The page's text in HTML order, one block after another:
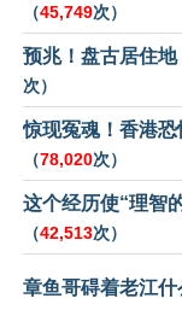
（45,749次）
预兆！盘古居住
次）
惊现冤魂！香港
（78,020次）
这个经历使“理智
（42,513次）
章鱼哥碍着老江什